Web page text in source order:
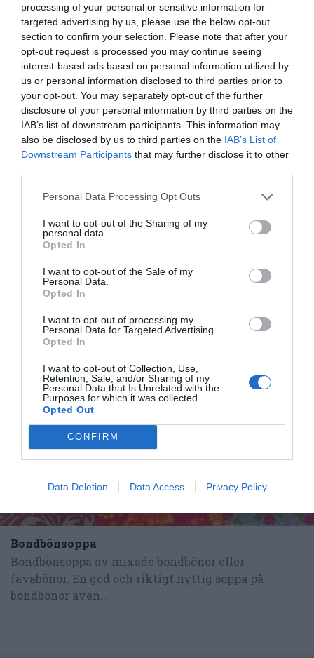
processing of your personal or sensitive information for
targeted advertising by us, please use the below opt-out
section to confirm your selection. Please note that after your
opt-out request is processed you may continue seeing
interest-based ads based on personal information utilized by
us or personal information disclosed to third parties prior to
your opt-out. You may separately opt-out of the further
disclosure of your personal information by third parties on the
IAB’s list of downstream participants. This information may
also be disclosed by us to third parties on the IAB’s List of
Downstream Participants that may further disclose it to other
Personal Data Processing Opt Outs
I want to opt-out of the Sharing of my
personal data.
Opted In
I want to opt-out of the Sale of my
Personal Data.
Opted In
I want to opt-out of processing my
Personal Data for Targeted Advertising.
Opted In
I want to opt-out of Collection, Use,
Retention, Sale, and/or Sharing of my
Personal Data that Is Unrelated with the
Purposes for which it was collected.
Opted Out
CONFIRM
Data Deletion Data Access Privacy Policy
Enkel, snabb och god soppa på blomkål. Hemlagad
blomkålssoppa blir både nyttig och billig. Soppan...
RECEPT
Bondbönsoppa
Bondbönsoppa av mixade bondbönor eller
favabönor. En god och riktigt nyttig soppa på
bondbönor även...
RECEPT